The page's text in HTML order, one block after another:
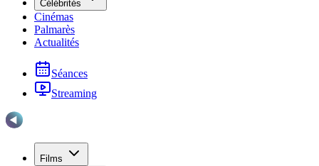
Célébrités
Cinémas
Palmarès
Actualités
Séances
Streaming
Films